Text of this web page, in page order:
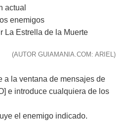
actual
enemigos
La Estrella de la Muerte
(AUTOR GUIAMANIA.COM: ARIEL)
a la ventana de mensajes de
e introduce cualquiera de los
el enemigo indicado.